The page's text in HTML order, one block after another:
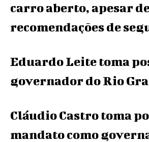
carro aberto, apesar
recomendações de
Eduardo Leite toma
governador do Rio
Cláudio Castro toma
mandato como